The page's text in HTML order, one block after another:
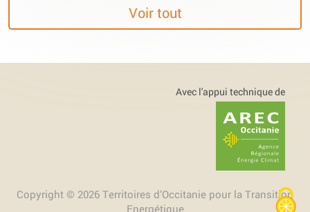
Voir tout
Avec l'appui technique de
Copyright © 2026 Territoires d’Occitanie pour la Transition
Energétique